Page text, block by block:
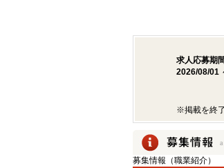
求人応募期
2026/08/01
※掲載を終
募集情報（職業紹介）